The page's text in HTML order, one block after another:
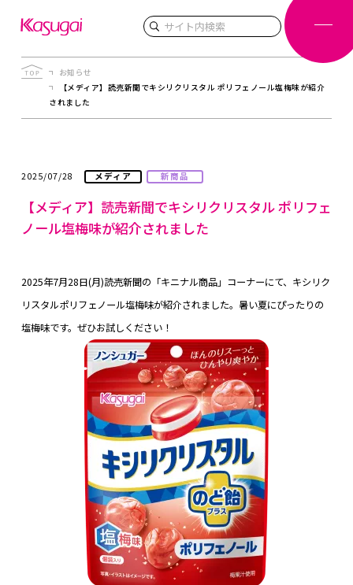
検索
お知らせ
【メディア】読売新聞でキシリクリスタル ポリフェノール塩梅味が紹介
されました
2025/07/28 メディア 新商品
【メディア】読売新聞でキシリクリスタル ポリフェ
ノール塩梅味が紹介されました
2025年7月28日(月)読売新聞の「キニナル商品」コーナーにて、キシリク
リスタルポリフェノール塩梅味が紹介されました。暑い夏にぴったりの
塩梅味です。ぜひお試しください！